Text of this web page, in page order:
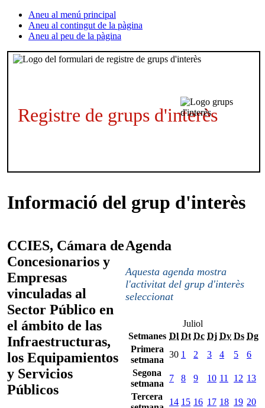
Aneu al menú principal
Aneu al contingut de la pàgina
Aneu al peu de la pàgina
Registre de grups d'interès
Informació del grup d'interès
CCIES, Cámara de
Concesionarios y
Empresas
vinculadas al
Sector Público en
el ámbito de las
Infraestructuras,
los Equipamientos
y Servicios
Públicos
Agenda
Aquesta agenda mostra
l'activitat del grup d'interès
seleccionat
Juliol
Setmanes Dl Dt Dc Dj Dv Ds Dg
Primera
setmana
30 1 2 3 4 5
6
Segona
setmana
7 8 9 10 11 12 13
Tercera
14 15 16 17 18 19 20